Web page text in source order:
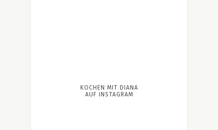
KOCHEN MIT DIANA
AUF INSTAGRAM